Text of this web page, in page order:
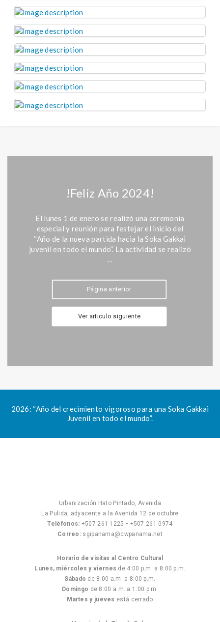
!Feliz Año 2024!
El lunes 1 de enero se realizó una ceremonia
especial y reunión para festejar el inicio del
“Año de la nueva partida hacia la Soka Gakkai
juvenil en todo el mundo”. La actividad se realizó
…
Página anterior
Ver articulo siguiente
2026: “Año del crecimiento vigoroso para una Soka Gakkai
Juvenil en todo el mundo”.
Urbanización Hato Pintado, Avenida
La Pulida, adyacente a la Avenida 12 de octubre
Teléfonos: +507 261-1225 • +507 261-0974
Correo: sgipanama@cwpanama.net
Horario de visitas al Centro Cultural
Lunes, miércoles y viernes de 4:00 p.m. a 8:00 p.m.
Sábado de 8:00 a.m. a 8:00 p.m.
Domingo de 8:00 a.m. a 1:00 p.m.
Martes y jueves está cerrado